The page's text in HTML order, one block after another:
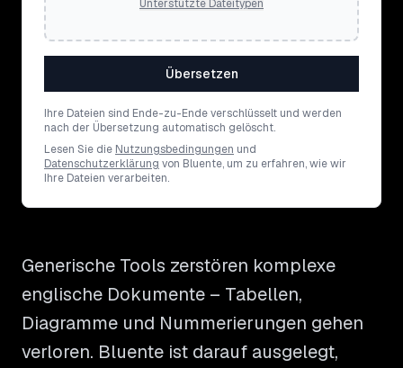
Unterstützte Dateitypen
Übersetzen
Ihre Dateien sind Ende-zu-Ende verschlüsselt und werden
nach der Übersetzung automatisch gelöscht.
Lesen Sie die Nutzungsbedingungen und
Datenschutzerklärung von Bluente, um zu erfahren, wie wir
Ihre Dateien verarbeiten.
Generische Tools zerstören komplexe
englische Dokumente – Tabellen,
Diagramme und Nummerierungen gehen
verloren. Bluente ist darauf ausgelegt,